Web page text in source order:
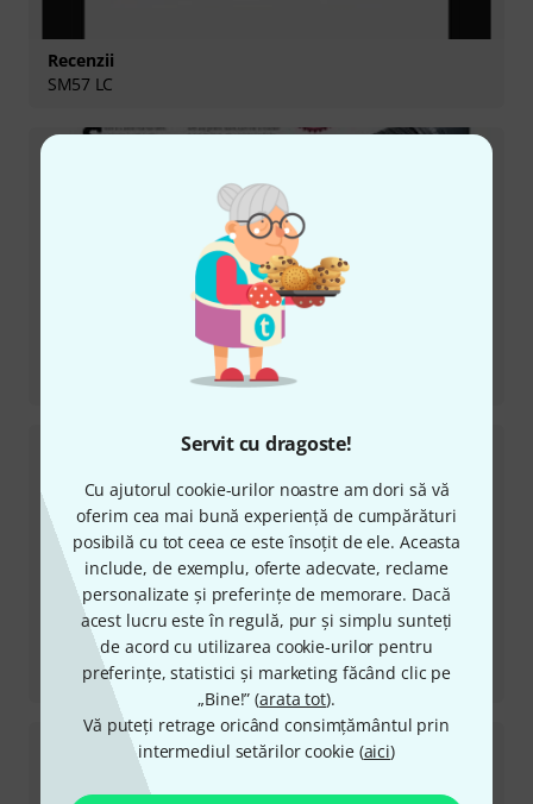
Servit cu dragoste!
Cu ajutorul cookie-urilor noastre am dori să vă
oferim cea mai bună experiență de cumpărături
posibilă cu tot ceea ce este însoțit de ele. Aceasta
include, de exemplu, oferte adecvate, reclame
personalizate și preferințe de memorare. Dacă
acest lucru este în regulă, pur și simplu sunteți
de acord cu utilizarea cookie-urilor pentru
preferințe, statistici și marketing făcând clic pe
„Bine!” (arata tot).
Vă puteți retrage oricând consimțământul prin
intermediul setărilor cookie (aici)
Recenzii
SM57 LC
Recenzii
PGA98D